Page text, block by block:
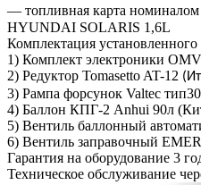
— топливная карта номиналом
HYUNDAI SOLARIS 1,6L
Комплектация
1) Комплект электроники
2) Редуктор Tomasetto AT-12
3) Рампа форсунок Valtec
4) Баллон КПГ-2 Anhui 90л
5) Вентиль баллонный
6) Вентиль заправочный
Гарантия на оборудование 3
Техническое обслуживание